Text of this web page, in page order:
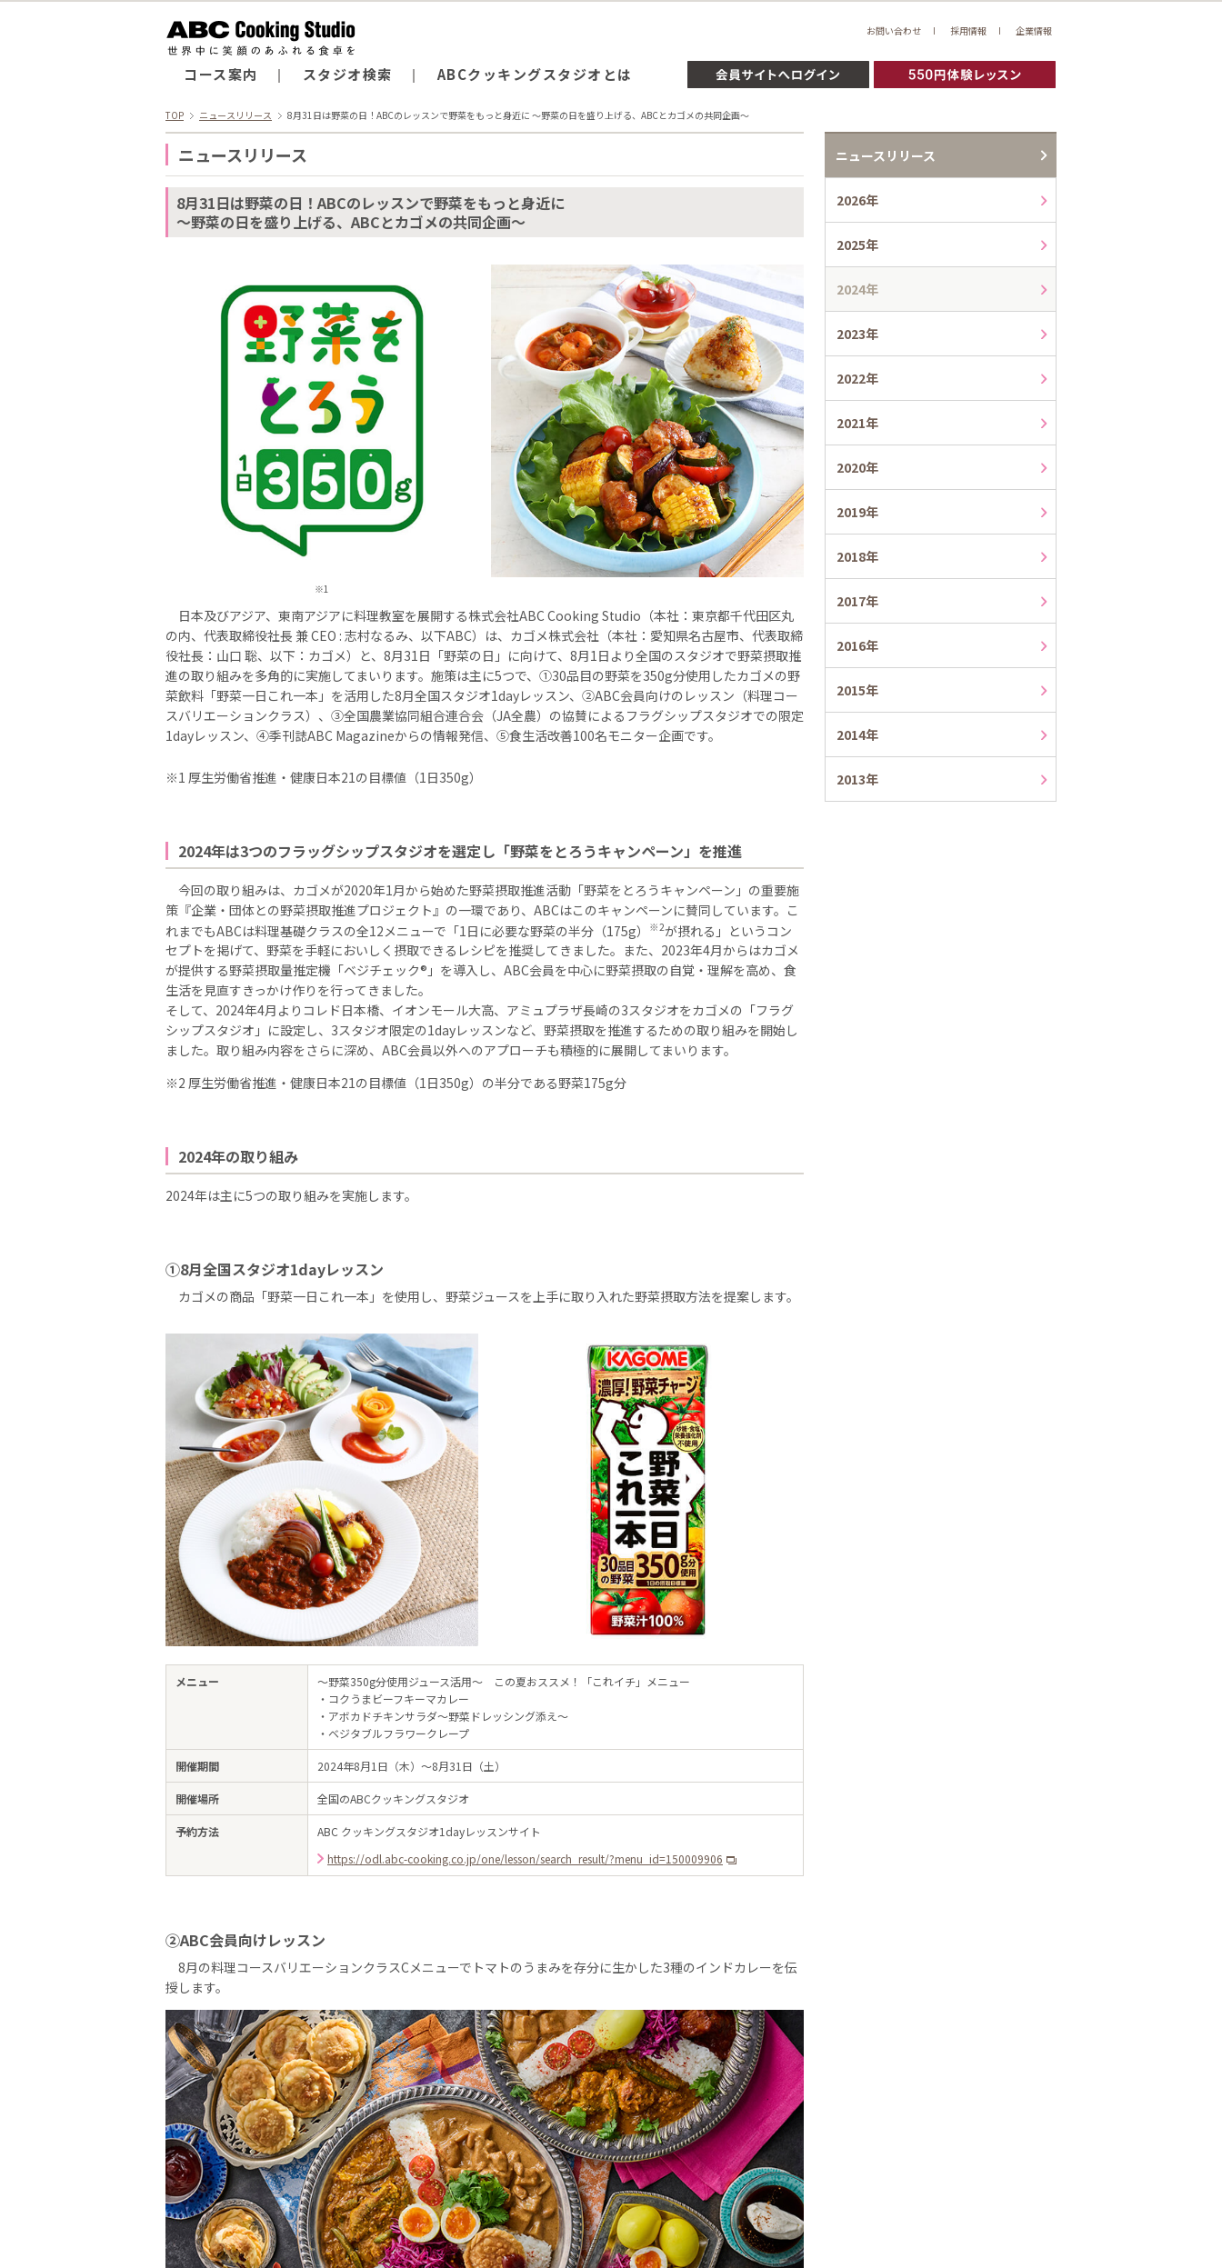
コース案内 スタジオ検索 ABCクッキングスタジオとは
お問い合わせ 採用情報 企業情報
TOP ニュースリリース 8月31日は野菜の日！ABCのレッスンで野菜をもっと身近に ～野菜の日を盛り上げる、ABCとカゴメの共同企画～
ニュースリリース
8月31日は野菜の日！ABCのレッスンで野菜をもっと身近に
～野菜の日を盛り上げる、ABCとカゴメの共同企画～
※1
日本及びアジア、東南アジアに料理教室を展開する株式会社ABC Cooking Studio（本社：東京都千代田区丸
の内、代表取締役社長 兼 CEO : 志村なるみ、以下ABC）は、カゴメ株式会社（本社：愛知県名古屋市、代表取締
役社長：山口 聡、以下：カゴメ）と、8月31日「野菜の日」に向けて、8月1日より全国のスタジオで野菜摂取推
進の取り組みを多角的に実施してまいります。施策は主に5つで、①30品目の野菜を350g分使用したカゴメの野
菜飲料「野菜一日これ一本」を活用した8月全国スタジオ1dayレッスン、②ABC会員向けのレッスン（料理コー
スバリエーションクラス）、③全国農業協同組合連合会（JA全農）の協賛によるフラグシップスタジオでの限定
1dayレッスン、④季刊誌ABC Magazineからの情報発信、⑤食生活改善100名モニター企画です。
※1 厚生労働省推進・健康日本21の目標値（1日350g）
2024年は3つのフラッグシップスタジオを選定し「野菜をとろうキャンペーン」を推進
今回の取り組みは、カゴメが2020年1月から始めた野菜摂取推進活動「野菜をとろうキャンペーン」の重要施
策『企業・団体との野菜摂取推進プロジェクト』の一環であり、ABCはこのキャンペーンに賛同しています。こ
れまでもABCは料理基礎クラスの全12メニューで「1日に必要な野菜の半分（175g）
※2が摂れる」というコン
セプトを掲げて、野菜を手軽においしく摂取できるレシピを推奨してきました。また、2023年4月からはカゴメ
が提供する野菜摂取量推定機「ベジチェック®」を導入し、ABC会員を中心に野菜摂取の自覚・理解を高め、食
生活を見直すきっかけ作りを行ってきました。
そして、2024年4月よりコレド日本橋、イオンモール大高、アミュプラザ長崎の3スタジオをカゴメの「フラグ
シップスタジオ」に設定し、3スタジオ限定の1dayレッスンなど、野菜摂取を推進するための取り組みを開始し
ました。取り組み内容をさらに深め、ABC会員以外へのアプローチも積極的に展開してまいります。
※2 厚生労働省推進・健康日本21の目標値（1日350g）の半分である野菜175g分
2024年の取り組み
2024年は主に5つの取り組みを実施します。
①8月全国スタジオ1dayレッスン
カゴメの商品「野菜一日これ一本」を使用し、野菜ジュースを上手に取り入れた野菜摂取方法を提案します。
メニュー
～野菜350g分使用ジュース活用～ この夏おススメ！「これイチ」メニュー
・コクうまビーフキーマカレー
・アボカドチキンサラダ～野菜ドレッシング添え～
・ベジタブルフラワークレープ
開催期間 2024年8月1日（木）～8月31日（土）
開催場所 全国のABCクッキングスタジオ
予約方法
ABC クッキングスタジオ1dayレッスンサイト
https://odl.abc-cooking.co.jp/one/lesson/search_result/?menu_id=150009906
②ABC会員向けレッスン
8月の料理コースバリエーションクラスCメニューでトマトのうまみを存分に生かした3種のインドカレーを伝
授します。
ニュースリリース
2026年
2025年
2024年
2023年
2022年
2021年
2020年
2019年
2018年
2017年
2016年
2015年
2014年
2013年